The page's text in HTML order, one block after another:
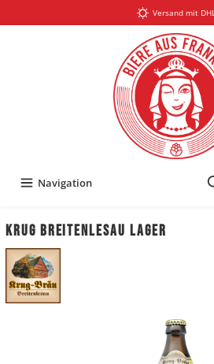
Versand mit DHL
Navigation
Krug Breitenlesau Lager